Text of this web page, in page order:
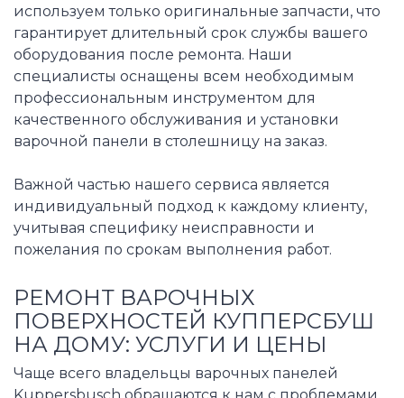
используем только оригинальные запчасти, что
гарантирует длительный срок службы вашего
оборудования после ремонта. Наши
специалисты оснащены всем необходимым
профессиональным инструментом для
качественного обслуживания и установки
варочной панели в столешницу на заказ.
Важной частью нашего сервиса является
индивидуальный подход к каждому клиенту,
учитывая специфику неисправности и
пожелания по срокам выполнения работ.
РЕМОНТ ВАРОЧНЫХ
ПОВЕРХНОСТЕЙ КУППЕРСБУШ
НА ДОМУ: УСЛУГИ И ЦЕНЫ
Чаще всего владельцы варочных панелей